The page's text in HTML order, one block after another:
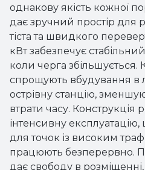
однакову якість кожної
дає зручний простір для
тіста та швидкого
кВт забезпечує
коли черга збільшується.
спрощують вбудування в
острівну станцію,
втрати часу. Конструкція
інтенсивну
для точок із високим
працюють безперервно.
дає свободу в розміщенні,